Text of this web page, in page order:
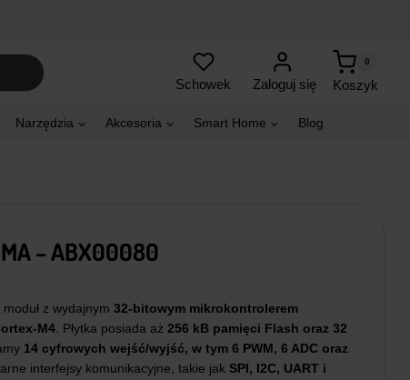
Schowek Zaloguj się Koszyk
0
Narzędzia Akcesoria Smart Home Blog
– ABX00080
z wydajnym 32-bitowym mikrokontrolerem
M4. Płytka posiada aż 256 kB pamięci Flash oraz 32
14 cyfrowych wejść/wyjść, w tym 6 PWM, 6 ADC oraz
interfejsy komunikacyjne, takie jak SPI, I2C, UART i